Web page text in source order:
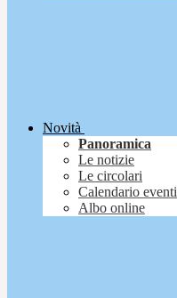
Novità
Panoramica
Le notizie
Le circolari
Calendario eventi
Albo online